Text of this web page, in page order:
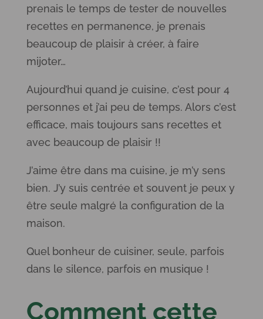
prenais le temps de tester de nouvelles
recettes en permanence, je prenais
beaucoup de plaisir à créer, à faire
mijoter…
Aujourd’hui quand je cuisine, c’est pour 4
personnes et j’ai peu de temps. Alors c’est
efficace, mais toujours sans recettes et
avec beaucoup de plaisir !!
J’aime être dans ma cuisine, je m’y sens
bien. J’y suis centrée et souvent je peux y
être seule malgré la configuration de la
maison.
Quel bonheur de cuisiner, seule, parfois
dans le silence, parfois en musique !
Comment cette